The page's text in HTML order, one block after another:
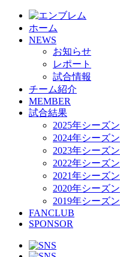
ホーム
NEWS
お知らせ
レポート
試合情報
チーム紹介
MEMBER
試合結果
2025年シーズン
2024年シーズン
2023年シーズン
2022年シーズン
2021年シーズン
2020年シーズン
2019年シーズン
FANCLUB
SPONSOR